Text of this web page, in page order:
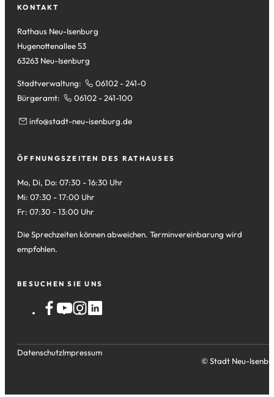
Tab)
neuen
KONTAKT
Rathaus Neu-Isenburg
Hugenottenallee 53
63263 Neu-Isenburg
Stadtverwaltung:
06102 - 241-0
Bürgeramt:
06102 - 241-100
info stadt-neu-isenburg de
ÖFFNUNGSZEITEN DES RATHAUSES
Mo, Di, Do: 07:30 - 16:30 Uhr
Mi: 07:30 - 17:00 Uhr
Fr: 07:30 - 13:00 Uhr
Die Sprechzeiten können abweichen. Terminvereinbarung wird
empfohlen.
BESUCHEN SIE UNS
DatenschutzImpressum
© Stadt Neu-